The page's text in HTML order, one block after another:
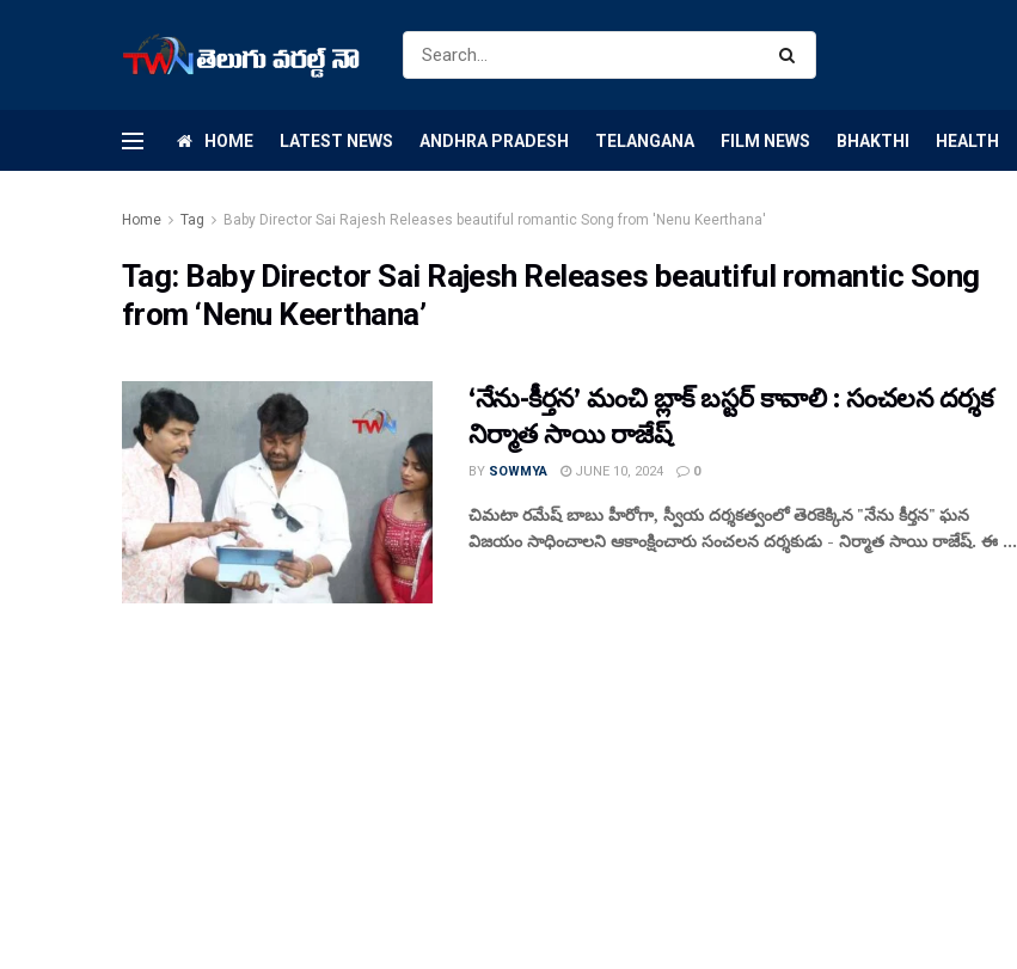
HOME LATEST NEWS ANDHRA PRADESH TELANGANA FILM NEWS BHAKTHI HEALTH
Home Tag Baby Director Sai Rajesh Releases beautiful romantic Song from 'Nenu Keerthana'
Tag: Baby Director Sai Rajesh Releases beautiful romantic Song
from ‘Nenu Keerthana’
‘నేను-కీర్తన’ మంచి బ్లాక్ బస్టర్ కావాలి : సంచలన దర్శక
నిర్మాత సాయి రాజేష్
BY SOWMYA JUNE 10, 2024 0
చిమటా రమేష్ బాబు హీరోగా, స్వీయ దర్శకత్వంలో తెరకెక్కిన "నేను కీర్తన" ఘన
విజయం సాధించాలని ఆకాంక్షించారు సంచలన దర్శకుడు - నిర్మాత సాయి రాజేష్. ఈ ...